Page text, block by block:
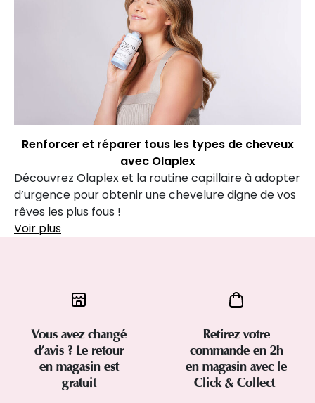
Renforcer et réparer tous les types de cheveux
avec Olaplex
Découvrez Olaplex et la routine capillaire à adopter
d’urgence pour obtenir une chevelure digne de vos
rêves les plus fous !
Voir plus
Vous avez changé
d’avis ? Le retour
en magasin est
gratuit
Retirez votre
commande en 2h
en magasin avec le
Click & Collect